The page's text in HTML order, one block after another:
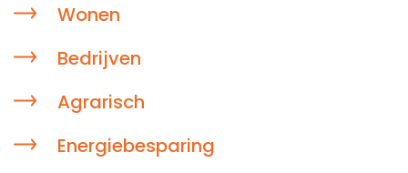
Wonen
Bedrijven
Agrarisch
Energiebesparing